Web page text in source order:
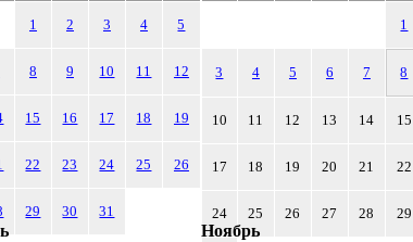
1 2 3 4 5
8 9 10 11 12
15 16 17 18 19
22 23 24 25 26
29 30 31
1
3 4 5 6 7 8
10 11 12 13 14 15
17 18 19 20 21 22
24 25 26 27 28 29
Ноябрь